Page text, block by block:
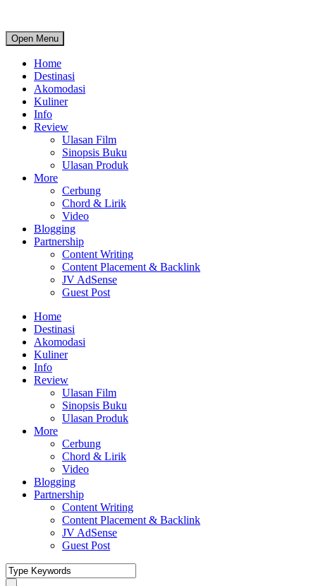
Open Menu
Home
Destinasi
Akomodasi
Kuliner
Info
Review
Ulasan Film
Sinopsis Buku
Ulasan Produk
More
Cerbung
Chord & Lirik
Video
Blogging
Partnership
Content Writing
Content Placement & Backlink
JV AdSense
Guest Post
Home
Destinasi
Akomodasi
Kuliner
Info
Review
Ulasan Film
Sinopsis Buku
Ulasan Produk
More
Cerbung
Chord & Lirik
Video
Blogging
Partnership
Content Writing
Content Placement & Backlink
JV AdSense
Guest Post